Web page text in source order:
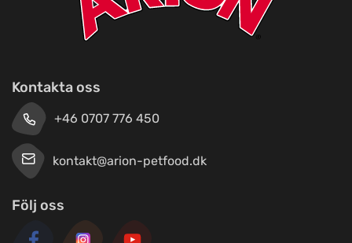
Kontakta oss
+46 0707 776 450
kontakt@arion-petfood.dk
Följ oss